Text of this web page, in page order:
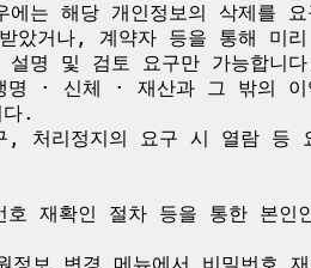
는 해당 개인정보의 삭제를
았거나, 계약자 등을 통해 미
명 및 검토 요구만 가능합니
· 신체 · 재산과 그 밖의 이
.
처리정지의 요구 시 열람 등
재확인 절차 등을 통한 본인